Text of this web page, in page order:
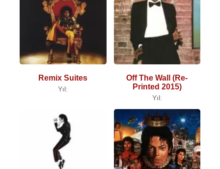
Remix Suites
Yıl:
Off The Wall (Re-
Printed 2015)
Yıl: